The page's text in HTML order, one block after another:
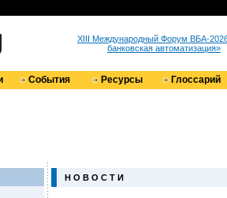
XIII Международный Форум ВБА-
банковская автоматизация»
События Ресурсы Глоссарий
Н О В О С Т И